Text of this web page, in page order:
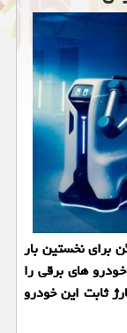
برای نخستین بار
های برقی را
ثابت این خودرو